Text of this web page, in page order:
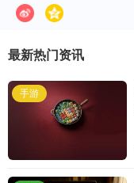
最新热门资讯
手游